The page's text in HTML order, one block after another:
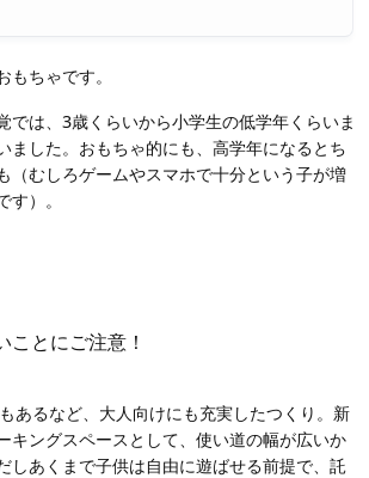
もちゃです。
では、3歳くらいから小学生の低学年くらいま
ました。おもちゃ的にも、高学年になるとち
（むしろゲームやスマホで十分という子が増
）。
ことにご注意！
あるなど、大人向けにも充実したつくり。新
キングスペースとして、使い道の幅が広いか
しあくまで子供は自由に遊ばせる前提で、託